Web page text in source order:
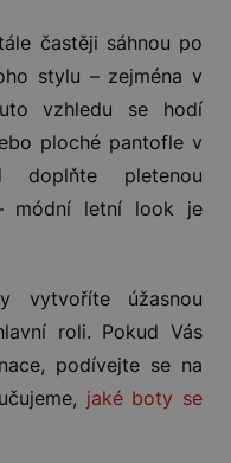
častěji sáhnou po
stylu – zejména v
vzhledu se hodí
ploché pantofle v
doplňte pletenou
módní letní look je
vytvoříte úžasnou
roli. Pokud Vás
podívejte se na
jaké boty se